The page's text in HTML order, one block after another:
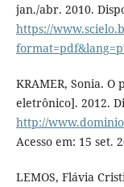
jan./abr. 2010.
https://
KRAMER, Sonia.
eletrônico]. 2012.
http://
Acesso em: 15 set.
LEMOS, Flávia